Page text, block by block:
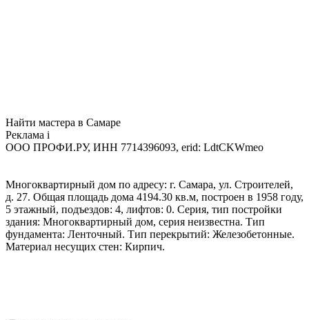
Найти мастера в Самаре
Реклама i
ООО ПРОФИ.РУ, ИНН 7714396093, erid: LdtCKWmeo
Многоквартирный дом по адресу: г. Самара, ул. Строителей,
д. 27. Общая площадь дома 4194.30 кв.м, построен в 1958 году,
5 этажный, подъездов: 4, лифтов: 0. Серия, тип постройки
здания: Многоквартирный дом, серия неизвестна. Тип
фундамента: Ленточный. Тип перекрытий: Железобетонные.
Материал несущих стен: Кирпич.